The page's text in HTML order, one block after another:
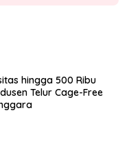
hingga 500 Ribu
Telur Cage-Free